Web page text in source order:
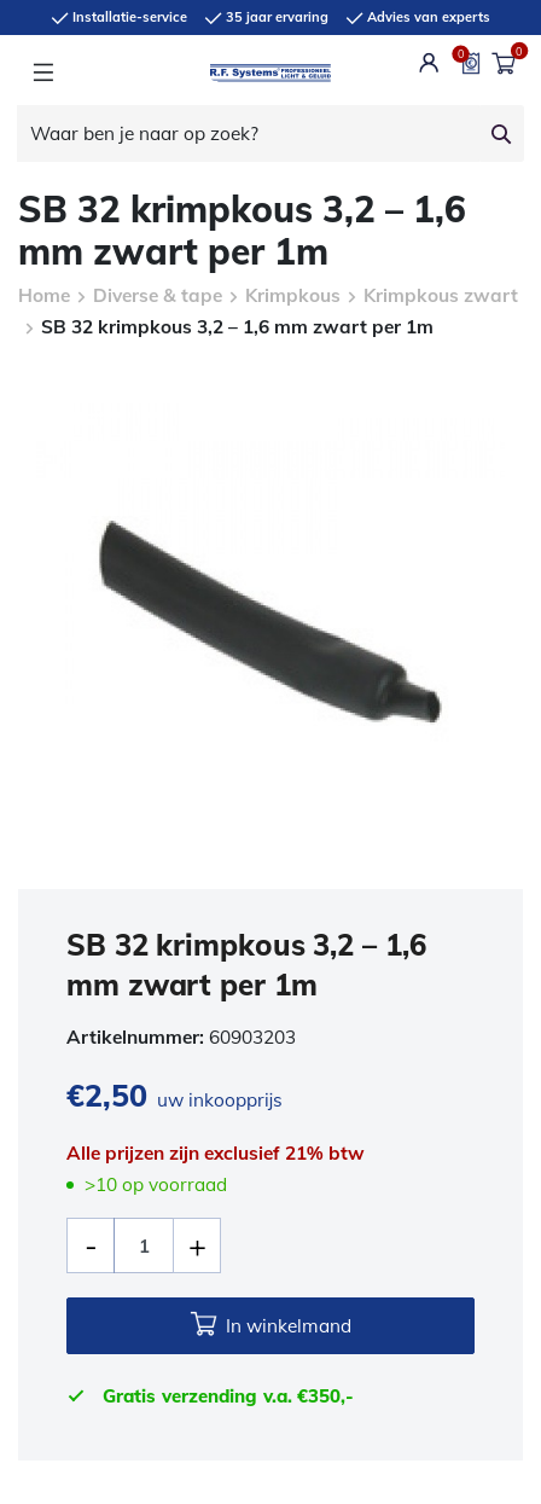
Installatie-service 35 jaar ervaring Advies van experts
0 0
SB 32 krimpkous 3,2 – 1,6
mm zwart per 1m
Home Diverse & tape Krimpkous
Krimpkous zwart
SB 32 krimpkous 3,2 – 1,6 mm zwart per 1m
SB 32 krimpkous 3,2 – 1,6
mm zwart per 1m
Artikelnummer: 60903203
€2,50 uw inkoopprijs
Alle prijzen zijn exclusief 21% btw
>10 op voorraad
In winkelmand
Gratis verzending v.a. €350,-